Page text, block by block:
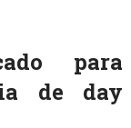
para
de day